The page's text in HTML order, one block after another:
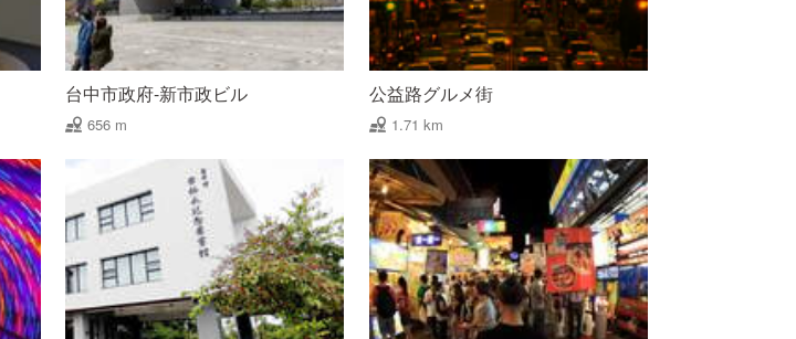
台中市政府-新市政ビル
656 m
公益路グルメ街
1.71 km